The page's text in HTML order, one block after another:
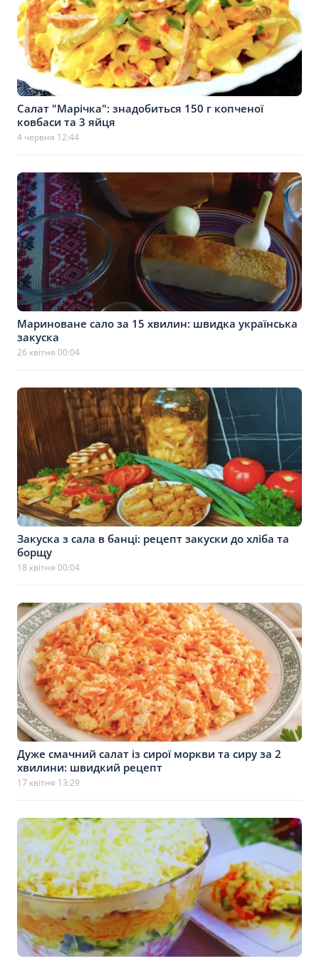
Салат "Марічка": знадобиться 150 г копченої
ковбаси та 3 яйця
4 червня 12:44
Мариноване сало за 15 хвилин: швидка українська
закуска
26 квітня 00:04
Закуска з сала в банці: рецепт закуски до хліба та
борщу
18 квітня 00:04
Дуже смачний салат із сирої моркви та сиру за 2
хвилини: швидкий рецепт
17 квітня 13:29